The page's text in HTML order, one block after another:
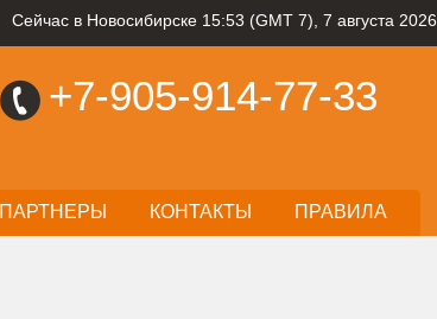
Сейчас в Новосибирске 15:53 (GMT 7), 7 августа 2026
+7-905-914-77-33
ПАРТНЕРЫ КОНТАКТЫ ПРАВИЛА